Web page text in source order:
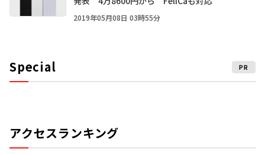
2019年05月08日 03時55分
Special PR
アクセスランキング